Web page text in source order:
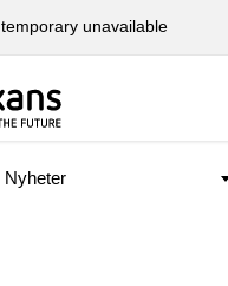
temporary unavailable